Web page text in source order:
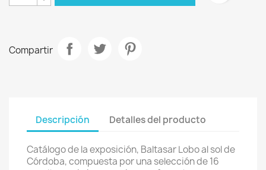
Compartir
Descripción Detalles del producto
Catálogo de la exposición, Baltasar Lobo al sol de
Córdoba, compuesta por una selección de 16